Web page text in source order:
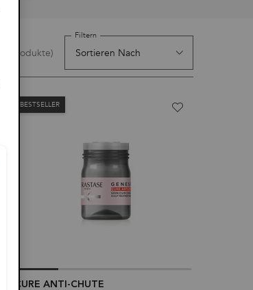
(5 Produkte)
Filtern
BESTSELLER
CURE ANTI-CHUTE